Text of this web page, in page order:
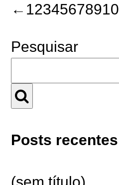
← 12345678910
Pesquisar
Posts recentes